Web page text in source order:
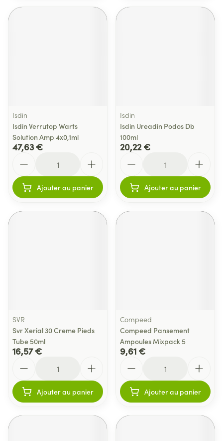
Isdin
Isdin Verrutop Warts
Solution Amp 4x0,1ml
47,63 €
Ajouter au panier
Isdin
Isdin Ureadin Podos Db
100ml
20,22 €
Ajouter au panier
SVR
Svr Xerial 30 Creme Pieds
Tube 50ml
16,57 €
Ajouter au panier
Compeed
Compeed Pansement
Ampoules Mixpack 5
9,61 €
Ajouter au panier